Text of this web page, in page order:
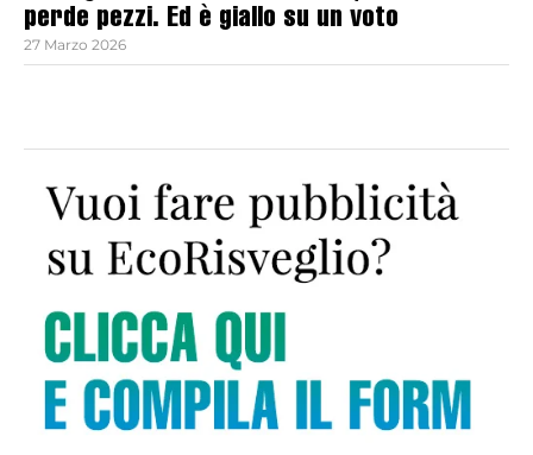
perde pezzi. Ed è giallo su un voto
27 Marzo 2026